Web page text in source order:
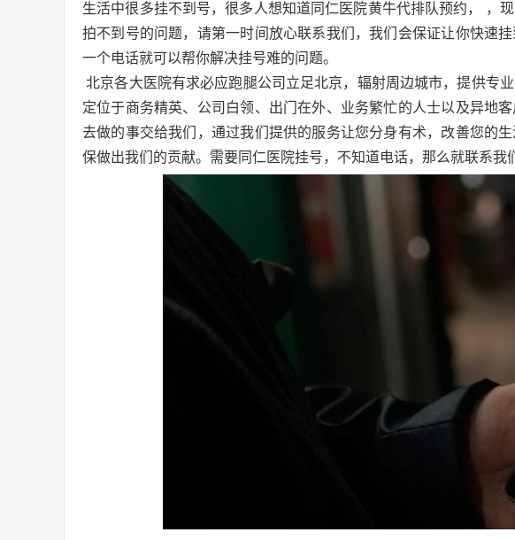
生活中很多挂不到号，很多人想知道同仁医院黄牛代排队预约， ，
拍不到号的问题，请第一时间放心联系我们，我们会保证让你快速
一个电话就可以帮你解决挂号难的问题。
北京各大医院有求必应跑腿公司立足北京，辐射周边城市，提供专
定位于商务精英、公司白领、出门在外、业务繁忙的人士以及异地
去做的事交给我们，通过我们提供的服务让您分身有术，改善您的
保做出我们的贡献。需要同仁医院挂号，不知道电话，那么就联系我